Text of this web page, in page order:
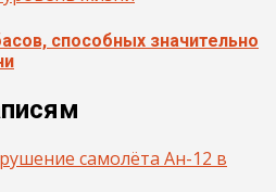
способных значительно
самолёта Ан-12 в